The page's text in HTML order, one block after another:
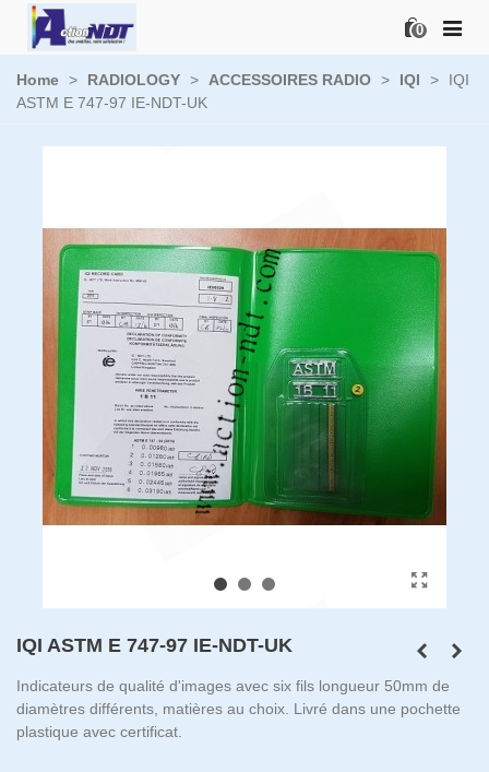
0
Home > RADIOLOGY > ACCESSOIRES RADIO > IQI >
IQI
ASTM E 747-97 IE-NDT-UK
IQI ASTM E 747-97 IE-NDT-UK
Indicateurs de qualité d'images avec six fils longueur 50mm de
diamètres différents, matières au choix. Livré dans une pochette
plastique avec certificat.